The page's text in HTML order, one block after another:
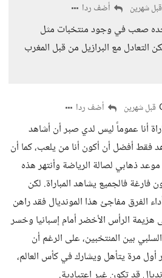
قبل شهرين أضف ردا
صعب في وجود منتخبات مثل
التعادل مع البرازيل من قبل المغرب
قبل شهرين أضف ردا
أنا عموماً ليس لدي صبر أن أشاهد
فقط أفضل أن أكون أنا من يلعب، كما أن
ذهابي لصالة الرياضة وأنتهر هذه
فارغة فالجميع يشاهد المباراة. لكن
الفرق مفاجئ هذا المونديال فقد راهن
هزيمة الرأس الأخضر أمام إسبانيا وخسر
بين المنتخبين، على الرغم أن
مرة يتأهل ويشارك في كأس العالم،